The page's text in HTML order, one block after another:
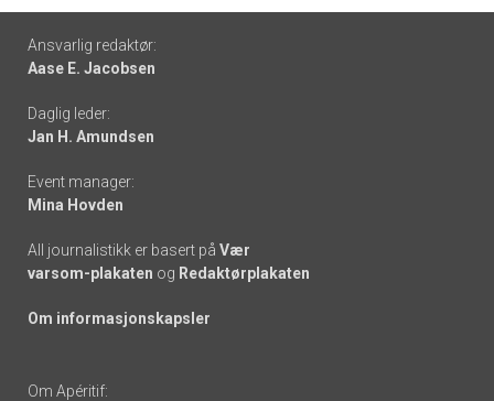
Footer
-
links
Ansvarlig redaktør:
Aase E. Jacobsen
Daglig leder:
Jan H. Amundsen
Event manager:
Mina Hovden
All journalistikk er basert på Vær
varsom-plakaten og Redaktørplakaten
Om informasjonskapsler
Om Apéritif: